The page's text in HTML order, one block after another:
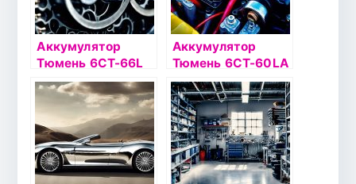
Аккумулятор
Тюмень 6СТ-66L
STANDARD
Аккумулятор
Тюмень 6СТ-60LA
PREMIUM о/п &
Аккумулятор
Тюмень 6СТ-60LA
PREMIUM о/п